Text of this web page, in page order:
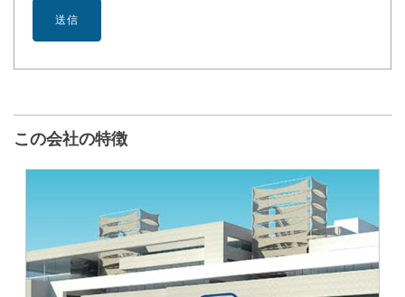
この会社の特徴